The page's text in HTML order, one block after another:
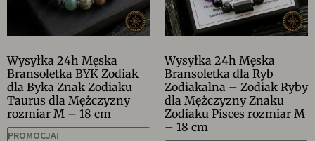
Wysyłka 24h Męska
Bransoletka BYK Zodiak
dla Byka Znak Zodiaku
Taurus dla Mężczyzny
rozmiar M – 18 cm
PROMOCJA!
Wysyłka 24h Męska
Bransoletka dla Ryb
Zodiakalna – Zodiak Ryby
dla Mężczyzny Znaku
Zodiaku Pisces rozmiar M
– 18 cm